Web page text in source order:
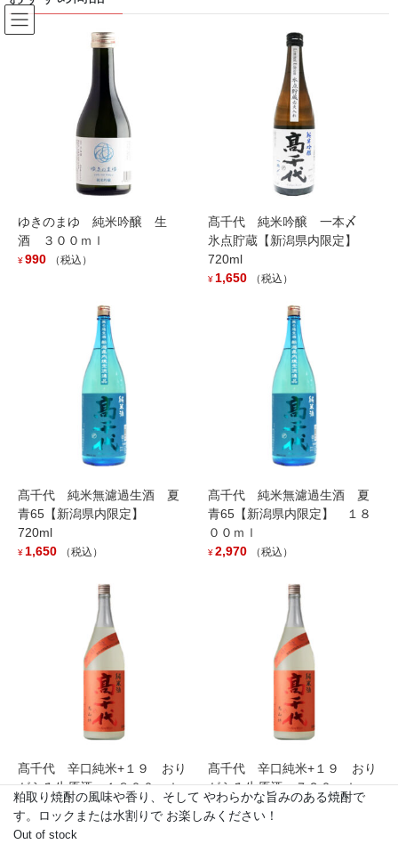
コ
ン
ナ
ビ
Products
outofstock
壱醸 粕取り焼酎 ２５度 ３年熟成 ７２０ｍｌ
壱醸 粕取り焼酎 ２５度 ３年熟
成 ７２０ｍｌ
（税込）
蔵元の地元栃尾棚田産「越淡麗」を１００％使用した限定ライン
ナップ『壱醸』。
特別限定「壱醸」粕取り焼酎。
『純米大吟醸 壱醸２１』『壱醸』 の酒粕を使い焼酎を造り、3年
間 長期熟成をしています。
粕取り焼酎の風味や香り、そして やわらかな旨みのある焼酎で
す。ロックまたは水割りで お楽しみください！
Out of stock
ゆきのまゆ 純米吟醸 生
酒 ３００ｍｌ
¥990 （税込）
髙千代 純米吟醸 一本〆
氷点貯蔵【新潟県内限定】
720ml
¥1,650 （税込）
髙千代 純米無濾過生酒 夏
青65【新潟県内限定】
720ml
¥1,650 （税込）
髙千代 純米無濾過生酒 夏
青65【新潟県内限定】 １８
００ｍｌ
¥2,970 （税込）
髙千代 辛口純米+１９ おり
がらみ生原酒 １８００ｍｌ
2,750 （税込）
髙千代 辛口純米+１９ おり
がらみ生原酒 ７２０ｍｌ
1,375 （税込）